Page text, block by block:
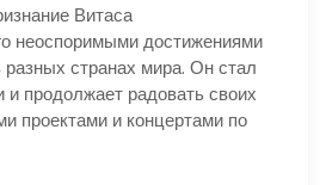
Витаса
неоспоримыми достижениями
странах мира. Он стал
продолжает радовать своих
проектами и концертами по